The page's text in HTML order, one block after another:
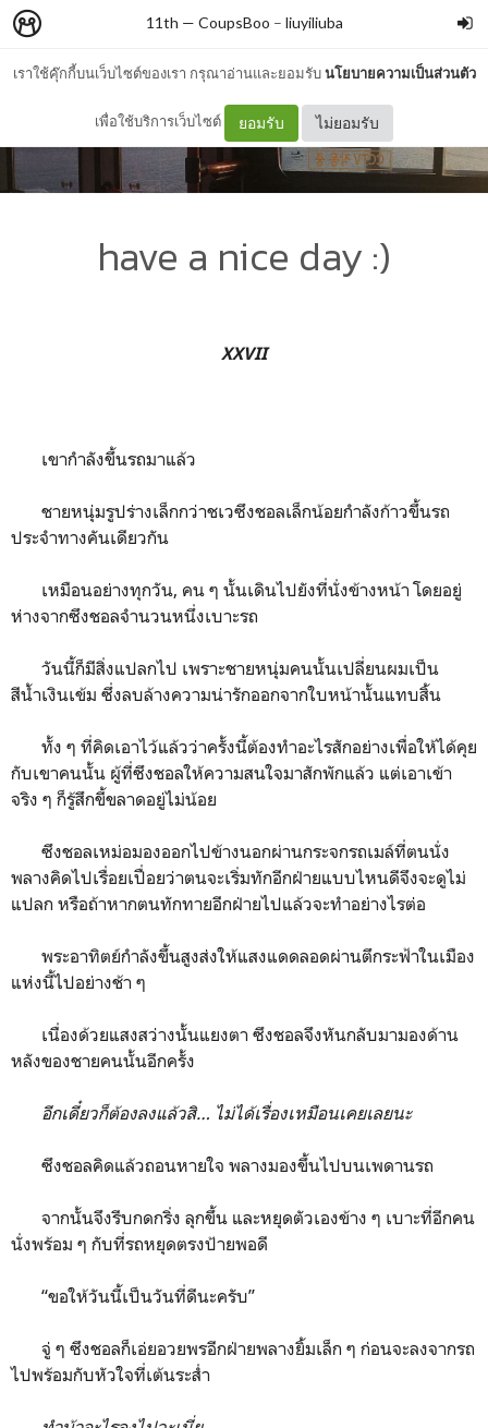
เราใช้คุ๊กกี้บนเว็บไซต์ของเรา กรุณาอ่านและยอมรับนโยบายความเป็นส่วนตัว
เพื่อใช้บริการเว็บไซต์ ยอมรับ ไม่ยอมรับ
11th — CoupsBoo – liuyiliuba
have a nice day :)
XXVII
เขากำลังขึ้นรถมาแล้ว
ชายหนุ่มรูปร่างเล็กกว่าชเวซึงชอลเล็กน้อยกำลังก้าวขึ้นรถ
ประจำทางคันเดียวกัน
เหมือนอย่างทุกวัน, คน ๆ นั้นเดินไปยังที่นั่งข้างหน้า โดยอยู่
ห่างจากซึงชอลจำนวนหนึ่งเบาะรถ
วันนี้ก็มีสิ่งแปลกไป เพราะชายหนุ่มคนนั้นเปลี่ยนผมเป็น
สีน้ำเงินเข้ม ซึ่งลบล้างความน่ารักออกจากใบหน้านั้นแทบสิ้น
ทั้ง ๆ ที่คิดเอาไว้แล้วว่าครั้งนี้ต้องทำอะไรสักอย่างเพื่อให้ได้คุย
กับเขาคนนั้น ผู้ที่ซึงชอลให้ความสนใจมาสักพักแล้ว แต่เอาเข้า
จริง ๆ ก็รู้สึกขี้ขลาดอยู่ไม่น้อย
ซึงชอลเหม่อมองออกไปข้างนอกผ่านกระจกรถเมล์ที่ตนนั่ง
พลางคิดไปเรื่อยเปื่อยว่าตนจะเริ่มทักอีกฝ่ายแบบไหนดีจึงจะดูไม่
แปลก หรือถ้าหากตนทักทายอีกฝ่ายไปแล้วจะทำอย่างไรต่อ
พระอาทิตย์กำลังขึ้นสูงส่งให้แสงแดดลอดผ่านตึกระฟ้าในเมือง
แห่งนี้ไปอย่างช้า ๆ
เนื่องด้วยแสงสว่างนั้นแยงตา ซึงชอลจึงหันกลับมามองด้าน
หลังของชายคนนั้นอีกครั้ง
อีกเดี๋ยวก็ต้องลงแล้วสิ… ไม่ได้เรื่องเหมือนเคยเลยนะ
ซึงชอลคิดแล้วถอนหายใจ พลางมองขึ้นไปบนเพดานรถ
จากนั้นจึงรีบกดกริ่ง ลุกขึ้น และหยุดตัวเองข้าง ๆ เบาะที่อีกคน
นั่งพร้อม ๆ กับที่รถหยุดตรงป้ายพอดี
“ขอให้วันนี้เป็นวันที่ดีนะครับ”
จู่ ๆ ซึงชอลก็เอ่ยอวยพรอีกฝ่ายพลางยิ้มเล็ก ๆ ก่อนจะลงจากรถ
ไปพร้อมกับหัวใจที่เต้นระส่ำ